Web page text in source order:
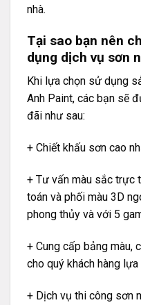
nhà.
Tại sao bạn nên
dụng dịch vụ sơn
Khi lựa chọn sử dụng
Anh Paint, các bạn sẽ
đãi như sau:
+ Chiết khấu sơn cao
+ Tư vấn màu sắc trực
toán và phối màu 3D
phong thủy và với 5
+ Cung cấp bảng màu,
cho quý khách hàng
+ Dịch vụ thi công sơn